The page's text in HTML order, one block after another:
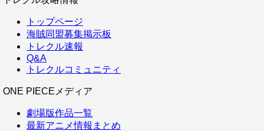
トップページ
海賊同盟募集掲示板
トレクル速報
Q&A
トレクルコミュニティ
ONE PIECEメディア
劇場版作品一覧
最新アニメ情報まとめ